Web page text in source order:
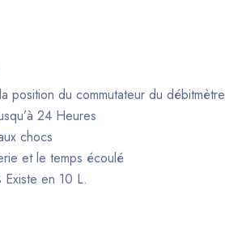
position du commutateur du débitmètre
24 Heures
chocs
et le temps écoulé
en 10 L.